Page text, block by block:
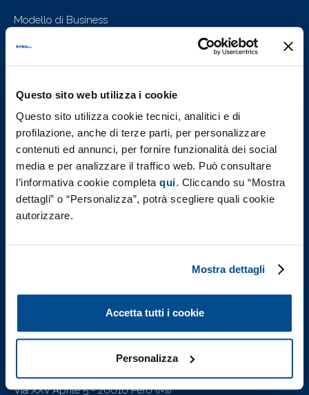
Questo sito web utilizza i cookie
Questo sito utilizza cookie tecnici, analitici e di
profilazione, anche di terze parti, per personalizzare
contenuti ed annunci, per fornire funzionalità dei social
media e per analizzare il traffico web. Può consultare
l’informativa cookie completa qui. Cliccando su “Mostra
dettagli” o “Personalizza”, potrà scegliere quali cookie
autorizzare.
Mostra dettagli
Accetta tutti i cookie
Personalizza
Modello di Business
Investors
Sostenibilità
Il Nostro Impegno
Governance
F.I.L.A. nel mondo
F.I.L.A. - Fabbrica Italiana Lapis ed Affini S.p.A.
Via XXV Aprile 5 - 20016 Pero (Mi)